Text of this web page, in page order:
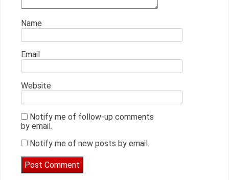
Name
Email
Website
Notify me of follow-up comments
by email.
Notify me of new posts by email.